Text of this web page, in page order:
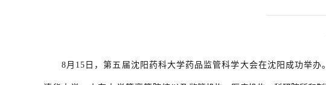
8月15日，第五届沈阳药科大学药品监管科学大会在沈阳成功举